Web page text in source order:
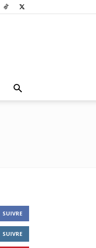
SUIVRE
SUIVRE